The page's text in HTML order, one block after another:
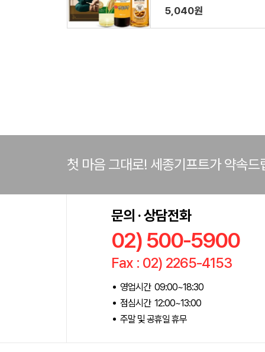
5,040원
첫 마음 그대로! 세종기프트가 약속드
문의 · 상담전화
02) 500-5900
Fax : 02) 2265-4153
영업시간 09:00~18:30
점심시간 12:00~13:00
주말 및 공휴일 휴무